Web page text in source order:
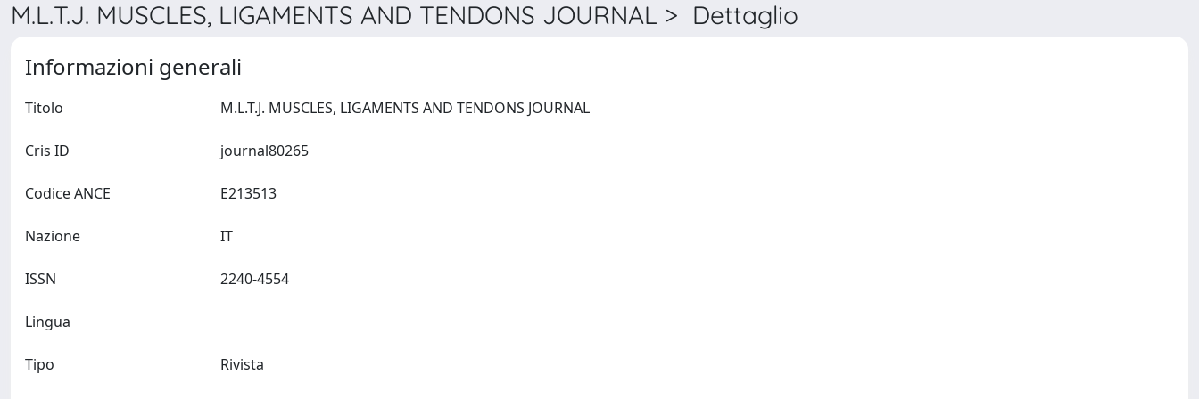
M.L.T.J. MUSCLES, LIGAMENTS AND TENDONS JOURNAL > Dettaglio
Informazioni generali
Titolo
Cris ID
Codice ANCE
Nazione
ISSN
Lingua
Tipo Rivista